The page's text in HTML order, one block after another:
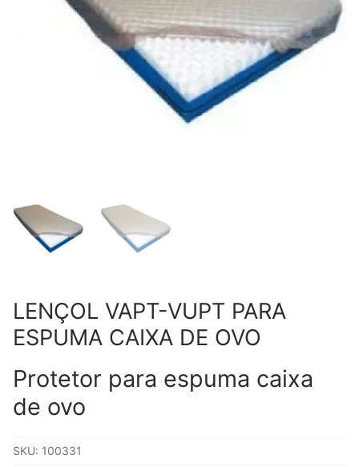
LENÇOL VAPT-VUPT PARA
ESPUMA CAIXA DE OVO
Protetor para espuma caixa
de ovo
SKU: 100331